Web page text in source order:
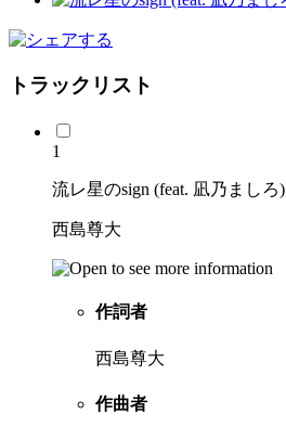
トラックリスト
1
流レ星のsign (feat. 凪乃ましろ)
西島尊大
作詞者
西島尊大
作曲者